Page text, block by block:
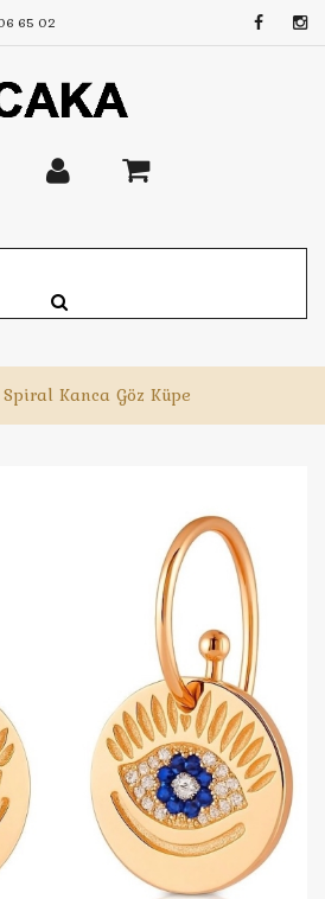
65 02
Spiral Kanca Göz Küpe